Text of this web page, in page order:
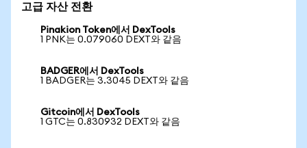
고급 자산 전환
Pinakion Token에서 DexTools
1 PNK는 0.079060 DEXT와 같음
BADGER에서 DexTools
1 BADGER는 3.3045 DEXT와 같음
Gitcoin에서 DexTools
1 GTC는 0.830932 DEXT와 같음